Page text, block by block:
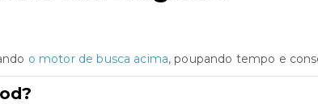
o motor de busca acima, poupando tempo e